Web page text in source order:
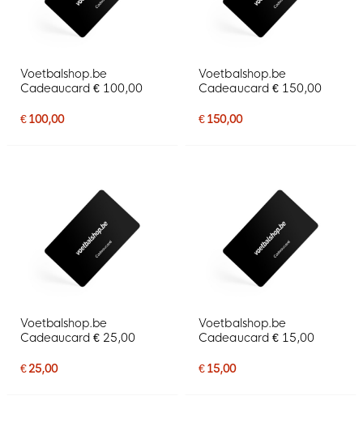
Voetbalshop.be
Cadeaucard € 100,00
€ 100,00
Voetbalshop.be
Cadeaucard € 150,00
€ 150,00
Voetbalshop.be
Cadeaucard € 25,00
€ 25,00
Voetbalshop.be
Cadeaucard € 15,00
€ 15,00